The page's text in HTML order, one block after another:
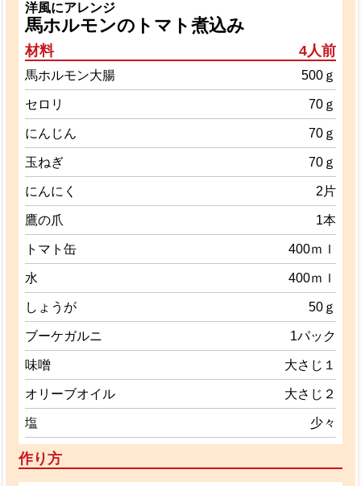
洋風にアレンジ
馬ホルモンのトマト煮込み
材料 4人前
馬ホルモン大腸 500ｇ
セロリ 70ｇ
にんじん 70ｇ
玉ねぎ 70ｇ
にんにく 2片
鷹の爪 1本
トマト缶 400ｍｌ
水 400ｍｌ
しょうが 50ｇ
ブーケガルニ 1パック
味噌 大さじ１
オリーブオイル 大さじ２
塩 少々
作り方